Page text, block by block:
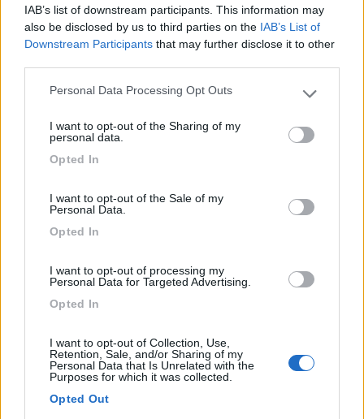
IAB’s list of downstream participants. This information may
also be disclosed by us to third parties on the IAB’s List of
Downstream Participants that may further disclose it to other
Please note that this website/app uses one or more Google
not limited to your visit or usage behaviour. You may click to
grant or deny consent to Google and its third-party tags to
use your data for below specified purposes in below Google
Personal Data Processing Opt Outs
I want to opt-out of the Sharing of my
personal data.
Opted In
I want to opt-out of the Sale of my
Personal Data.
Opted In
I want to opt-out of processing my
Personal Data for Targeted Advertising.
Opted In
I want to opt-out of Collection, Use,
Retention, Sale, and/or Sharing of my
Personal Data that Is Unrelated with the
Purposes for which it was collected.
Opted Out
Area presso cantina del vino, 17 posti senza
Sankt Martin - 420.4km
Area di sosta (AA)
Autocamperplads - Gronhoigaard Natur
Camping